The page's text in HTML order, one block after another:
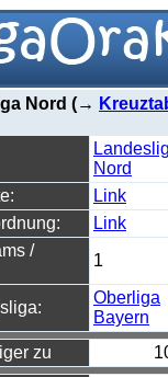
Nord (→
Nord
Link
Link
/
1
Oberliga
Bayern
zu